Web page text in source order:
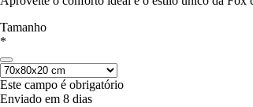
Tamanho
*
Este campo é obrigatório
Enviado em 8 dias